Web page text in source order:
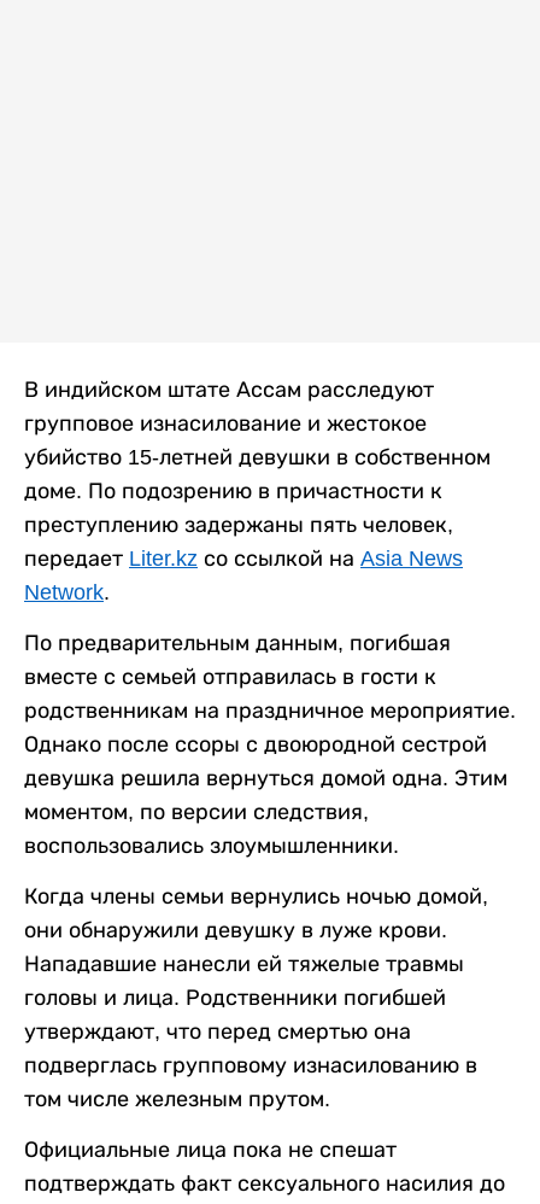
В индийском штате Ассам расследуют
групповое изнасилование и жестокое
убийство 15-летней девушки в собственном
доме. По подозрению в причастности к
преступлению задержаны пять человек,
передает Liter.kz со ссылкой на Asia News
Network.
По предварительным данным, погибшая
вместе с семьей отправилась в гости к
родственникам на праздничное мероприятие.
Однако после ссоры с двоюродной сестрой
девушка решила вернуться домой одна. Этим
моментом, по версии следствия,
воспользовались злоумышленники.
Когда члены семьи вернулись ночью домой,
они обнаружили девушку в луже крови.
Нападавшие нанесли ей тяжелые травмы
головы и лица. Родственники погибшей
утверждают, что перед смертью она
подверглась групповому изнасилованию в
том числе железным прутом.
Официальные лица пока не спешат
подтверждать факт сексуального насилия до